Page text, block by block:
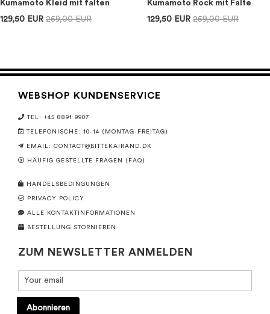
Kumamoto Kleid mit falten
129,50 EUR 259,00 EUR
Kumamoto Rock mit Falte
129,50 EUR 259,00 EUR
WEBSHOP KUNDENSERVICE
TEL: +45 8891 9907
TELEFONISCHE: 10-14 (MONTAG-FREITAG)
EMAIL: CONTACT@BITTEKAIRAND.DK
HÄUFIG GESTELLTE FRAGEN (FAQ)
HANDELSBEDINGUNGEN
PRIVACY POLICY
ALLE KONTAKTINFORMATIONEN
BESTELLUNG STORNIEREN
ZUM NEWSLETTER ANMELDEN
Abonnieren